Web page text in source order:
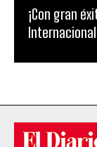
¡Con gran